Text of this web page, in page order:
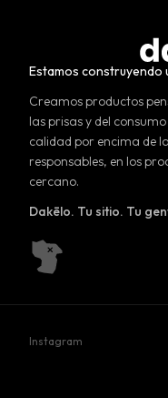
Estamos construyendo
Creamos productos
las prisas y del
calidad por encima de
responsables, en los
cercano.
Dakēlo. Tu sitio. Tu
Instagram